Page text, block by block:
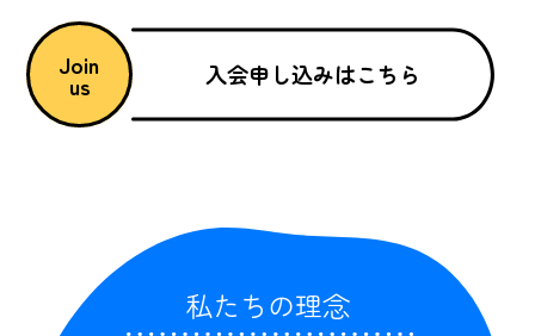
Join
us 入会申し込みはこちら
私たちの理念